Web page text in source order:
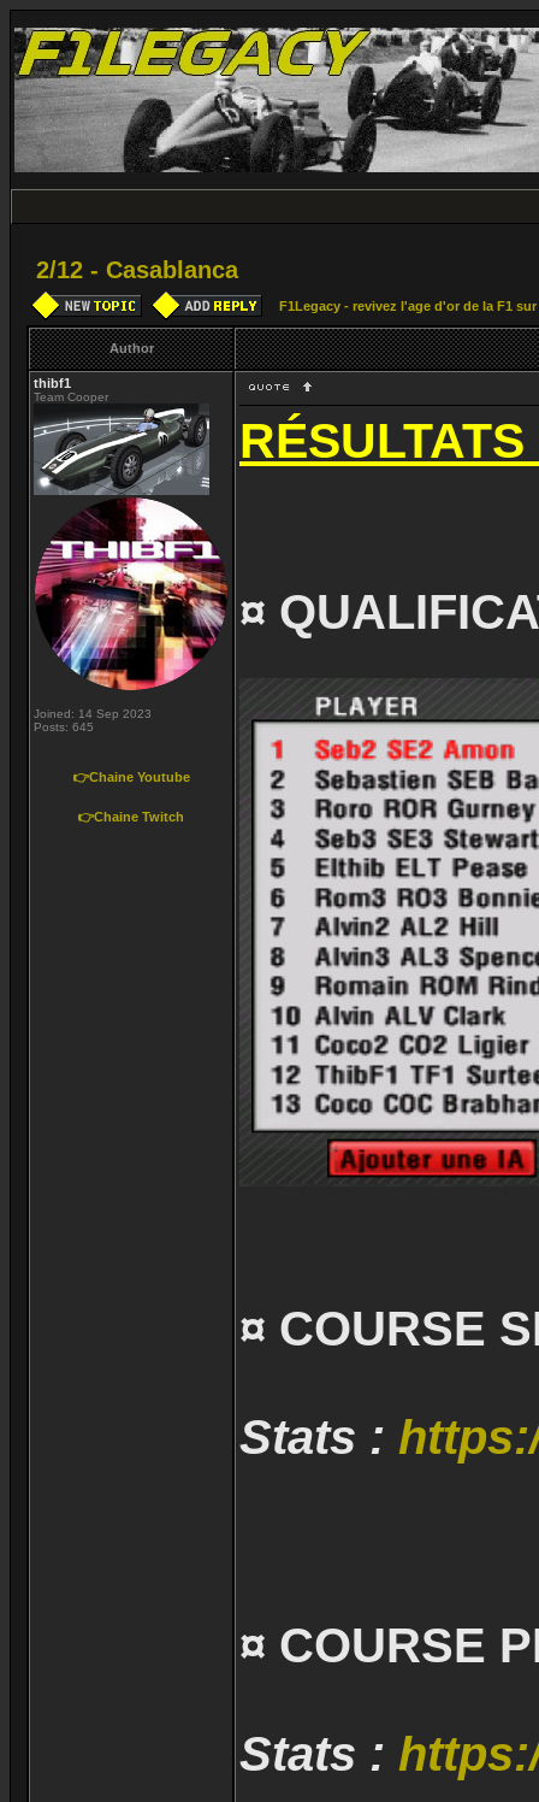
2/12 - Casablanca
F1Legacy - revivez l'age d'or de la F1
Author
thibf1
Team Cooper
Joined: 14 Sep 2023
Posts: 645
👉Chaine Youtube
👉Chaine Twitch
RÉSULTATS
¤
¤ COURSE
Stats :
¤ COURSE
Stats :